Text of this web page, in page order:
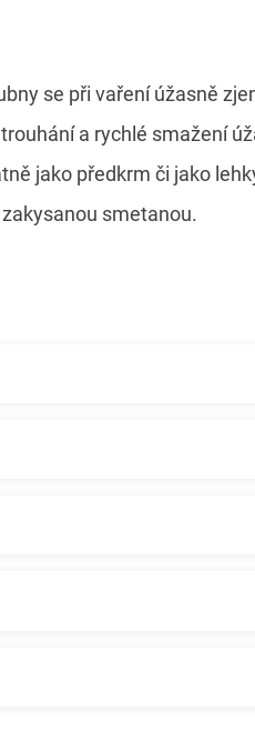
se při vaření úžasně
a rychlé smažení
jako předkrm či jako
smetanou.